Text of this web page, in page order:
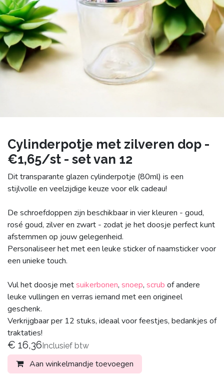
Cylinderpotje met zilveren dop -
€1,65/st - set van 12
Dit transparante glazen cylinderpotje (80ml) is een
stijlvolle en veelzijdige keuze voor elk cadeau!
De schroefdoppen zijn beschikbaar in vier kleuren - goud,
rosé goud, zilver en zwart - zodat je het doosje perfect kunt
afstemmen op jouw gelegenheid.
Personaliseer het met een leuke sticker of naamsticker voor
een unieke touch.
Vul het doosje metsuikerbonen, snoep, scrub of andere
leuke vullingen en verras iemand met een origineel
geschenk.
Verkrijgbaar per 12 stuks, ideaal voor feestjes, bedankjes of
traktaties!
€ 16,36Inclusief btw
Aan winkelmandje toevoegen